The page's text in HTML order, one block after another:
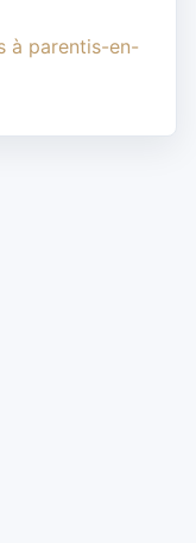
à parentis-en-